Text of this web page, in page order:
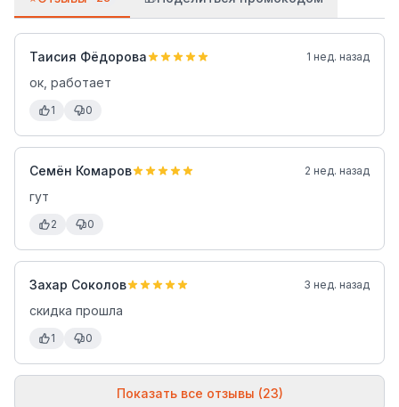
Таисия Фёдорова 1 нед. назад
ок, работает
1 0
Семён Комаров 2 нед. назад
гут
2 0
Захар Соколов 3 нед. назад
скидка прошла
1 0
Показать все отзывы (23)